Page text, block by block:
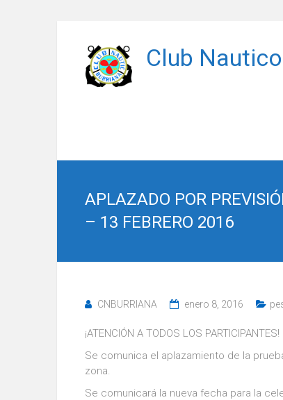
contenido
Club
APLAZADO POR
– 13 FEBRERO 2016
CNBURRIANA enero 8, 2016
¡ATENCIÓN A TODOS LOS PARTICIPANTES!
Se comunica el aplazamiento de la
zona.
Se comunicará la nueva fecha para la